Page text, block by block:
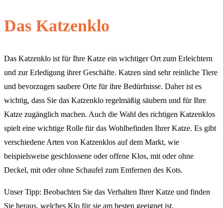
Das Katzenklo
Das Katzenklo ist für Ihre Katze ein wichtiger Ort zum Erleichtern
und zur Erledigung ihrer Geschäfte. Katzen sind sehr reinliche Tiere
und bevorzugen saubere Orte für ihre Bedürfnisse. Daher ist es
wichtig, dass Sie das Katzenklo regelmäßig säubern und für Ihre
Katze zugänglich machen. Auch die Wahl des richtigen Katzenklos
spielt eine wichtige Rolle für das Wohlbefinden Ihrer Katze. Es gibt
verschiedene Arten von Katzenklos auf dem Markt, wie
beispielsweise geschlossene oder offene Klos, mit oder ohne
Deckel, mit oder ohne Schaufel zum Entfernen des Kots.
Unser Tipp: Beobachten Sie das Verhalten Ihrer Katze und finden
Sie heraus, welches Klo für sie am besten geeignet ist.